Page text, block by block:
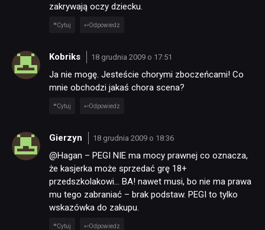
zakrywają oczy dziecku.
Cytuj Odpowiedz
Kobriks 18 grudnia 2009 o 17:51
Ja nie mogę. Jesteście chorymi zboczeńcami! Co
mnie obchodzi jakaś chora scena?
Cytuj Odpowiedz
Gierzyn 18 grudnia 2009 o 18:36
@Hagan – PEGI NIE ma mocy prawnej co oznacza,
że kasjerka może sprzedać grę 18+
przedszkolakowi… BA! nawet musi, bo nie ma prawa
mu tego zabraniać – brak podstaw. PEGI to tylko
wskazówka do zakupu.
Cytuj Odpowiedz